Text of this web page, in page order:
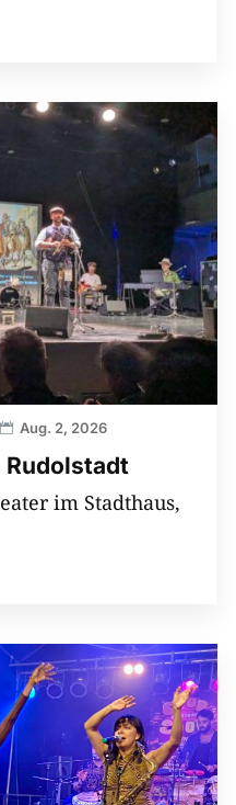
Rudolstadt
Aug. 2, 2026
im Stadthaus,